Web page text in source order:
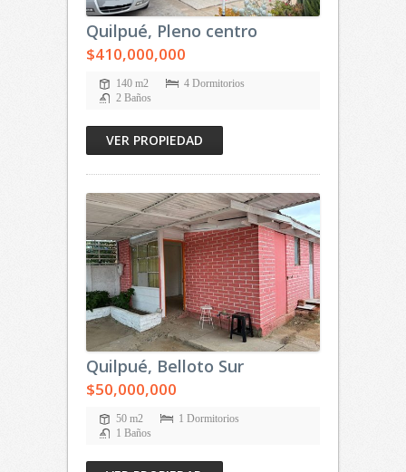
Quilpué, Pleno centro
$410,000,000
140 m2
4 Dormitorios
2 Baños
VER PROPIEDAD
Quilpué, Belloto Sur
$50,000,000
50 m2
1 Dormitorios
1 Baños